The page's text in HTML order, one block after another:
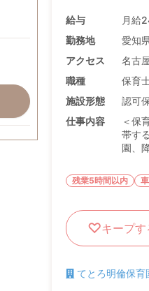
給与
月給
勤務地
愛知
アクセス
名古
職種
保育
施設形態
認可
仕事内容
＜保
帯す
園、
残業5時間以内
キープす
てとろ明倫保育